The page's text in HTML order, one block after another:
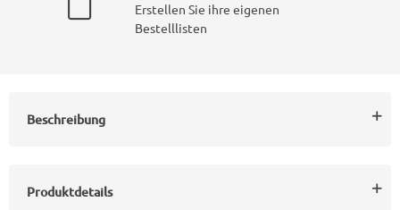
Erstellen Sie ihre eigenen
Bestelllisten
Beschreibung
Produktdetails